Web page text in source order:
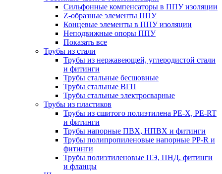
Cильфонные компенсаторы в ППУ изоляции
Z-образные элементы ППУ
Концевые элементы в ППУ изоляции
Неподвижные опоры ППУ
Показать все
Трубы из стали
Трубы из нержавеющей, углеродистой стали
и фитинги
Трубы стальные бесшовные
Трубы стальные ВГП
Трубы стальные электросварные
Трубы из пластиков
Трубы из сшитого полиэтилена PE-X, PE-RT
и фитинги
Трубы напорные ПВХ, НПВХ и фитинги
Трубы полипропиленовые напорные PP-R и
фитинги
Трубы полиэтиленовые ПЭ, ПНД, фитинги
и фланцы